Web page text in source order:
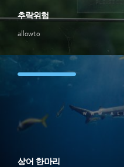
allowto
추락위험
상어 한마리